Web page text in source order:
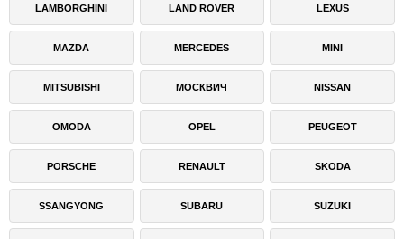
LAMBORGHINI LAND ROVER LEXUS
MAZDA MERCEDES MINI
MITSUBISHI МОСКВИЧ NISSAN
OMODA OPEL PEUGEOT
PORSCHE RENAULT SKODA
SSANGYONG SUBARU SUZUKI